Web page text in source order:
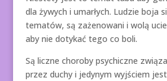
dla żywych i umarłych. Ludzie boja
tematów, są zażenowani i wolą
aby nie dotykać tego co boli.
Są liczne choroby psychiczne
przez duchy i jedynym wyjściem